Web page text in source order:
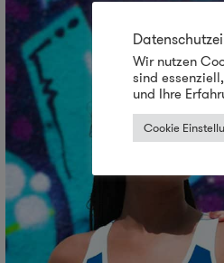
Wir nutzen
sind
und Ihre
Cookie